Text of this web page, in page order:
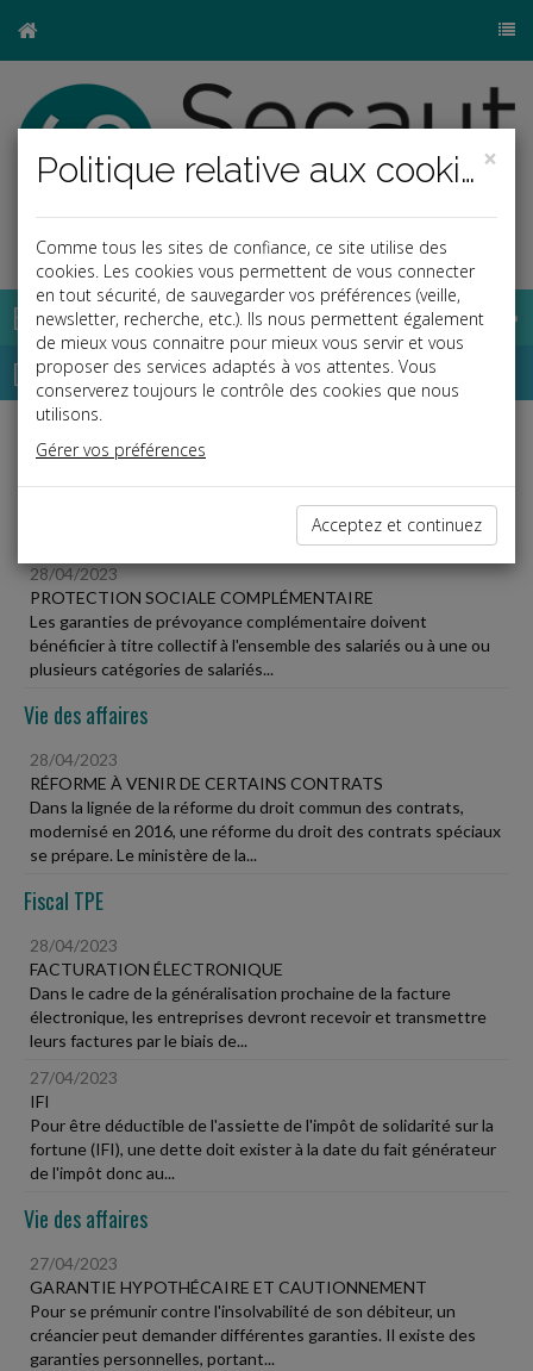
Base documentaire
Dépêches
Liste des dernières dépêches
28/04/2023
PROTECTION SOCIALE COMPLÉMENTAIRE
Les garanties de prévoyance complémentaire doivent
bénéficier à titre collectif à l'ensemble des salariés ou à une ou
plusieurs catégories de salariés...
Vie des affaires
28/04/2023
RÉFORME À VENIR DE CERTAINS CONTRATS
Dans la lignée de la réforme du droit commun des contrats,
modernisé en 2016, une réforme du droit des contrats spéciaux
se prépare. Le ministère de la...
Fiscal TPE
28/04/2023
FACTURATION ÉLECTRONIQUE
Dans le cadre de la généralisation prochaine de la facture
électronique, les entreprises devront recevoir et transmettre
leurs factures par le biais de...
27/04/2023
IFI
Pour être déductible de l'assiette de l'impôt de solidarité sur la
fortune (IFI), une dette doit exister à la date du fait générateur
de l'impôt donc au...
Vie des affaires
27/04/2023
GARANTIE HYPOTHÉCAIRE ET CAUTIONNEMENT
Pour se prémunir contre l'insolvabilité de son débiteur, un
créancier peut demander différentes garanties. Il existe des
garanties personnelles, portant...
×
Politique relative aux cookies
Comme tous les sites de confiance, ce site utilise des
cookies. Les cookies vous permettent de vous connecter
en tout sécurité, de sauvegarder vos préférences (veille,
newsletter, recherche, etc.). Ils nous permettent également
de mieux vous connaitre pour mieux vous servir et vous
proposer des services adaptés à vos attentes. Vous
conserverez toujours le contrôle des cookies que nous
utilisons.
Gérer vos préférences
Acceptez et continuez